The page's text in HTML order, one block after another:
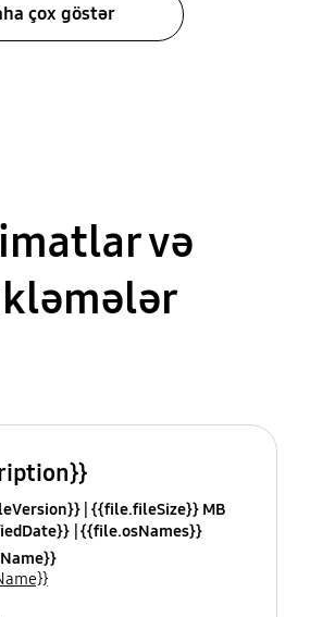
çox göstər
və
{{file.fileSize}} MB
{{file.osNames}}